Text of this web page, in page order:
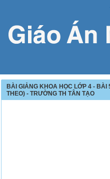
BÀI GIẢNG KHOA HỌC LỚP 4 -
THEO) - TRƯỜNG TH TÂN TẠO